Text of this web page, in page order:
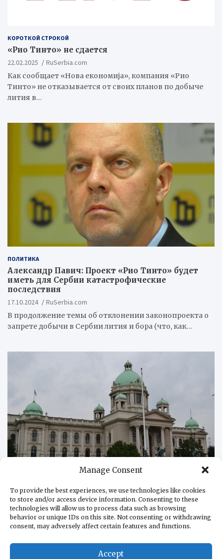
Manage Consent
To provide the best experiences, we use technologies like cookies
to store and/or access device information. Consenting to these
technologies will allow us to process data such as browsing
behavior or unique IDs on this site. Not consenting or withdrawing
consent, may adversely affect certain features and functions.
Accept
КОРОТКОЙ СТРОКОЙ
«Рио Тинто» не сдается
22.02.2025
RuSerbia.com
Как сообщает «Нова економиjа», компания «Рио
Тинто» не отказывается от своих планов по добыче
лития в…
ПОЛИТИКА
Александр Павич: Проект «Рио Тинто» будет
иметь для Сербии катастрофические
последствия
17.10.2024
RuSerbia.com
В продолжение темы об отклонении законопроекта о
запрете добычи в Сербии лития и бора (что, как…
ПОЛИТИКА
Литий раздора, часть четвертая: сербский
парламент упустил шанс
15.10.2024
Владимир Басенков
почему же на самом деле был отклонен законопроект о